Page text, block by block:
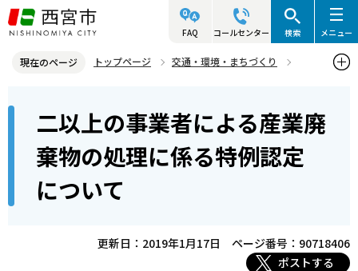
こ
の
ジ
す
FAQ コールセンター 検索 メニュー
現在のページ トップページ
交通・環境・まちづくり
二以上の事業者による産業廃棄物の処理に係る特例認定について
ら
二以上の事業者による産業廃
棄物の処理に係る特例認定
について
更新日：2019年1月17日
ページ番号：90718406
ポストする